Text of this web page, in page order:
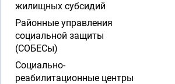
жилищных субсидий
Районные управления
социальной защиты
(СОБЕСы)
Социально-
реабилитационные центры